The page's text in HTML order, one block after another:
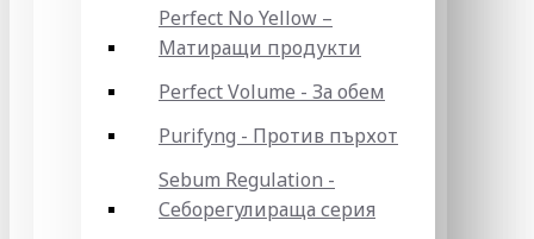
Perfect No Yellow –
Матиращи продукти
Perfect Volume - За обем
Purifyng - Против пърхот
Sebum Regulation -
Себорегулираща серия